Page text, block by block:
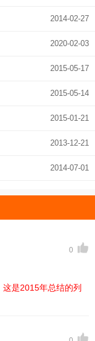
2014-02-27
2020-02-03
2015-05-17
2015-05-14
2015-01-21
2013-12-21
2014-07-01
0
是2015年总结的列